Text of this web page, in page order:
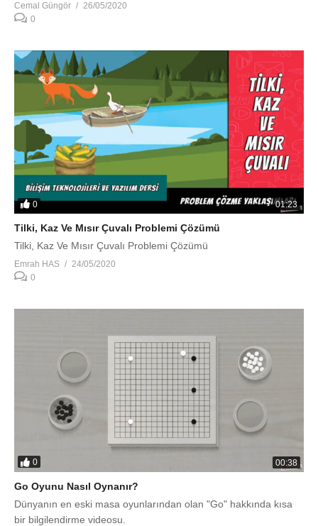
Cemal Güngör
26/05/2020
0
0 01:23
Tilki, Kaz Ve Mısır Çuvalı Problemi Çözümü
Tilki, Kaz Ve Mısır Çuvalı Problemi Çözümü
Emrah HAS
24/05/2020
0
0 00:38
Go Oyunu Nasıl Oynanır?
Dünyanın en eski masa oyunlarından olan "Go" hakkında kısa
bir bilgilendirme videosu.